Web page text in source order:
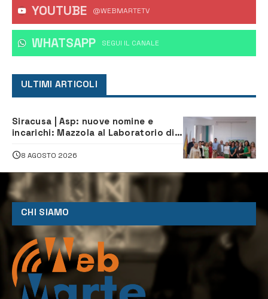
YOUTUBE @WEBMARTETV
WHATSAPP ‎SEGUI IL CANALE
ULTIMI ARTICOLI
Siracusa | Asp: nuove nomine e
incarichi: Mazzola al Laboratorio di
Servizio Legale
8 AGOSTO 2026
CHI SIAMO